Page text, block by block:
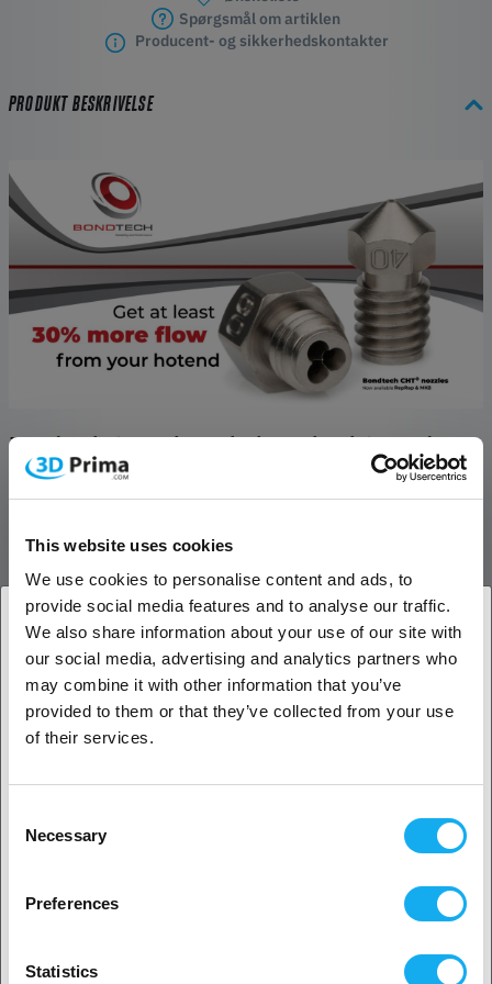
This website uses cookies
We use cookies to personalise content and ads, to
provide social media features and to analyse our traffic.
We also share information about your use of our site with
our social media, advertising and analytics partners who
may combine it with other information that you’ve
provided to them or that they’ve collected from your use
of their services.
Selection
Necessary
Preferences
Statistics
Spørgsmål om artiklen
Producent- og sikkerhedskontakter
PRODUKT BESKRIVELSE
Bondtech CHT BiMetal BiMetal Vol Coated
Dyse Funktioner
Kobber krop
Nikkelbelægning
Tilgængelige størrelser : 0,40, 0,60, 0,80 og 1,0 mm
Optimeret til 1,75 mm filament
Kompatibel med 2,85 mm filament
Fordele ved Bondtech CHT BiMetal BiMetal Vol
Coated Dyse
varmevæggene
Forøgelse af flowhastigheden mellem 25 og 65 %
Bearbejdet med ultrapræcision
Følger dysestandard
1. Er du erhvervskunde eller privatkunde?
Erhvervskunde
Privat kunde